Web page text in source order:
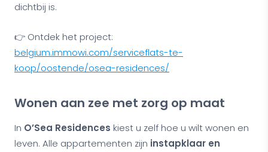
dichtbij is.
👉 Ontdek het project:
belgium.immowi.com/serviceflats-te-
koop/oostende/osea-residences/
Wonen aan zee met zorg op maat
In O’Sea Residences kiest u zelf hoe u wilt wonen en
leven. Alle appartementen zijn instapklaar en